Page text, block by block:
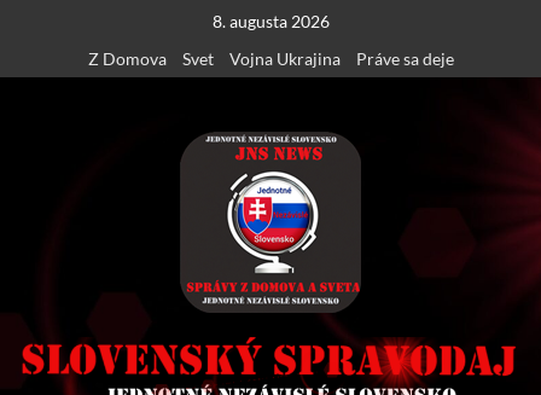
content
8. augusta 2026
Z Domova
Svet Vojna Ukrajina Práve sa deje